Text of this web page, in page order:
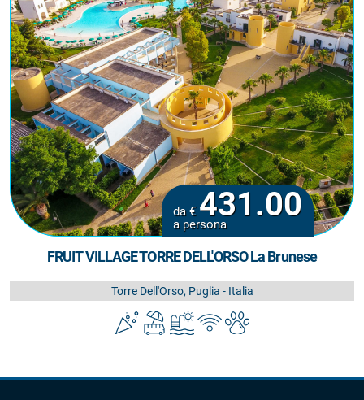
da € 431.00
a persona
FRUIT VILLAGE TORRE DELL'ORSO La Brunese
Torre Dell'Orso, Puglia - Italia